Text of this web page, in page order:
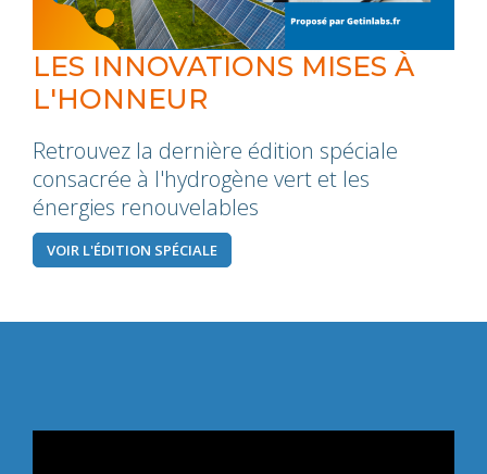
LES INNOVATIONS MISES À
L'HONNEUR
Retrouvez la dernière édition spéciale
consacrée à l'hydrogène vert et les
énergies renouvelables
VOIR L'ÉDITION SPÉCIALE